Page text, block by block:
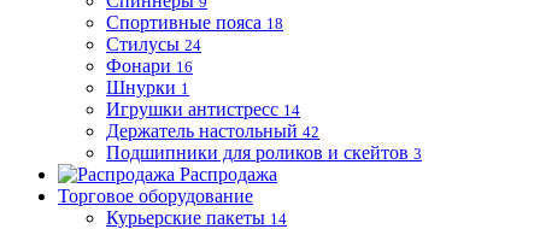
Спортивные пояса 18
Стилусы 24
Фонари 16
Шнурки 1
Игрушки антистресс 14
Держатель настольный 42
Подшипники для роликов и скейтов 3
Распродажа
Торговое оборудование
Курьерские пакеты 14